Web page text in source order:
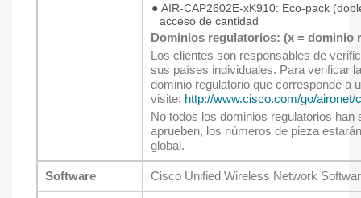
● AIR-CAP2602E-xK910: Eco-pack
acceso de cantidad
Dominios regulatorios: (x = dominio
Los clientes son responsables de
sus países individuales. Para verificar
dominio regulatorio que corresponde a
visite: http://www.cisco.com/go/aironet/
No todos los dominios regulatorios han
aprueben, los números de pieza
global.
Software Cisco Unified Wireless Network